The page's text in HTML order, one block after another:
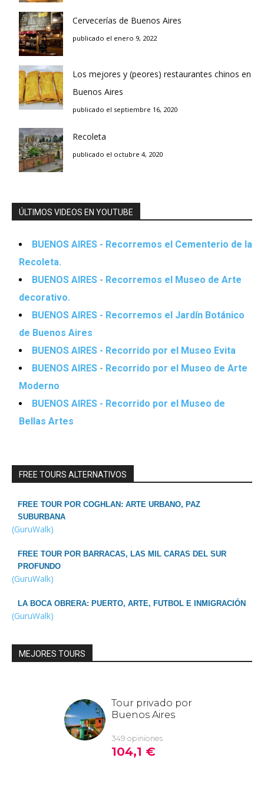
Cervecerías de Buenos Aires
publicado el enero 9, 2022
Los mejores y (peores) restaurantes chinos en
Buenos Aires
publicado el septiembre 16, 2020
Recoleta
publicado el octubre 4, 2020
ÚLTIMOS VIDEOS EN YOUTUBE
BUENOS AIRES - Recorremos el Cementerio de la
Recoleta.
BUENOS AIRES - Recorremos el Museo de Arte
decorativo.
BUENOS AIRES - Recorremos el Jardín Botánico
de Buenos Aires
BUENOS AIRES - Recorrido por el Museo Evita
BUENOS AIRES - Recorrido por el Museo de Arte
Moderno
BUENOS AIRES - Recorrido por el Museo de
Bellas Artes
FREE TOURS ALTERNATIVOS
FREE TOUR POR COGHLAN: ARTE URBANO, PAZ
SUBURBANA
(GuruWalk)
FREE TOUR POR BARRACAS, LAS MIL CARAS DEL SUR
PROFUNDO
(GuruWalk)
LA BOCA OBRERA: PUERTO, ARTE, FUTBOL E INMIGRACIÓN
(GuruWalk)
MEJORES TOURS